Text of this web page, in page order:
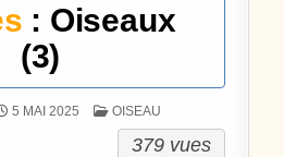
: Oiseaux
(3)
5 MAI 2025 POSTÉ DANS
OISEAU
379 vues